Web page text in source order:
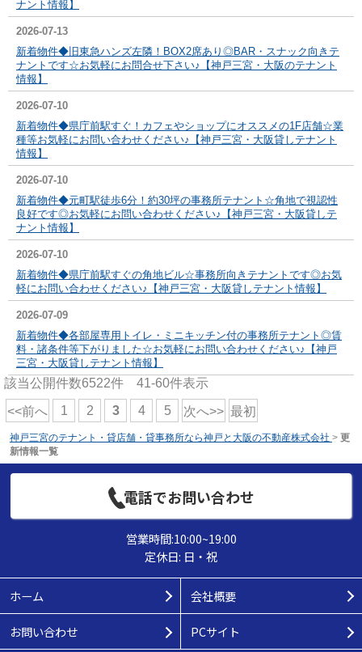
ナント情報】
2026-07-13
新着物件◆旧東急ハンズ左隣！BOX2席あり◎BAR・スナック向きテ
ナントです☆お気軽にお問合せ下さい♪【神戸三宮・大阪のテナント
情報】
2026-07-10
新着物件◆県庁前駅すぐ！カフェやショップにオススメの1F店舗☆業
種等お気軽にお問い合わせください♪【神戸三宮・大阪貸しテナント
情報】
2026-07-10
新着物件◆元町駅徒歩6分！約30坪の事務所テナント☆角地で視認性
良好です◎お気軽にお問い合わせください♪【神戸三宮・大阪貸しテ
ナント情報】
2026-07-10
新着物件◆県庁前駅すぐの角地ビル☆事務所向きテナントです◎お気
軽にお問い合わせください♪【神戸三宮・大阪貸しテナント情報】
2026-07-09
新着物件◆各部屋専用トイレ・ミニキッチン付の事務所テナント◎賃
料・諸条件等下がりました☆お気軽にお問い合わせください♪【神戸
三宮・大阪貸しテナント情報】
該当公開件数6522件 41-60件表示
<<前へ 1 2 3 4 5 次へ>> 最初
神戸三宮のテナント・貸店舗・貸事務所なら神戸と大阪の不動産株式会社 > 更
新情報一覧
電話でお問い合わせ
営業時間:10:00~19:00
定休日: 日・祝
ホーム 会社概要
お問い合わせ PCサイト